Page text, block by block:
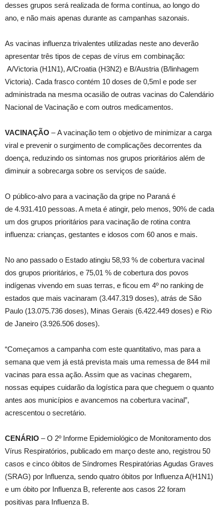
desses grupos será realizada de forma contínua, ao longo do
ano, e não mais apenas durante as campanhas sazonais.
As vacinas influenza trivalentes utilizadas neste ano deverão
apresentar três tipos de cepas de vírus em combinação:
A/Victoria (H1N1), A/Croatia (H3N2) e B/Austria (B/linhagem
Victoria). Cada frasco contém 10 doses de 0,5ml e pode ser
administrada na mesma ocasião de outras vacinas do Calendário
Nacional de Vacinação e com outros medicamentos.
VACINAÇÃO – A vacinação tem o objetivo de minimizar a carga
viral e prevenir o surgimento de complicações decorrentes da
doença, reduzindo os sintomas nos grupos prioritários além de
diminuir a sobrecarga sobre os serviços de saúde.
O público-alvo para a vacinação da gripe no Paraná é
de 4.931.410 pessoas. A meta é atingir, pelo menos, 90% de cada
um dos grupos prioritários para vacinação de rotina contra
influenza: crianças, gestantes e idosos com 60 anos e mais.
No ano passado o Estado atingiu 58,93 % de cobertura vacinal
dos grupos prioritários, e 75,01 % de cobertura dos povos
indígenas vivendo em suas terras, e ficou em 4º no ranking de
estados que mais vacinaram (3.447.319 doses), atrás de São
Paulo (13.075.736 doses), Minas Gerais (6.422.449 doses) e Rio
de Janeiro (3.926.506 doses).
“Começamos a campanha com este quantitativo, mas para a
semana que vem já está prevista mais uma remessa de 844 mil
vacinas para essa ação. Assim que as vacinas chegarem,
nossas equipes cuidarão da logística para que cheguem o quanto
antes aos municípios e avancemos na cobertura vacinal”,
acrescentou o secretário.
CENÁRIO – O 2º Informe Epidemiológico de Monitoramento dos
Vírus Respiratórios, publicado em março deste ano, registrou 50
casos e cinco óbitos de Síndromes Respiratórias Agudas Graves
(SRAG) por Influenza, sendo quatro óbitos por Influenza A(H1N1)
e um óbito por Influenza B, referente aos casos 22 foram
positivas para Influenza B.